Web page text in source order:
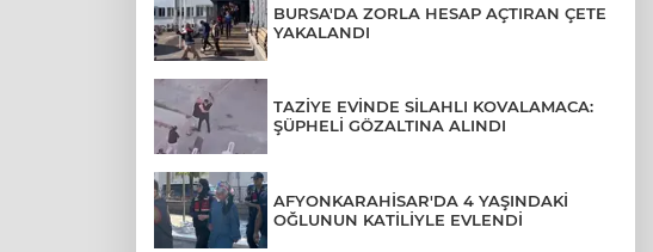
BURSA'DA ZORLA HESAP AÇTIRAN ÇETE
YAKALANDI
TAZİYE EVİNDE SİLAHLI KOVALAMACA:
ŞÜPHELİ GÖZALTINA ALINDI
AFYONKARAHİSAR'DA 4 YAŞINDAKİ
OĞLUNUN KATİLİYLE EVLENDİ